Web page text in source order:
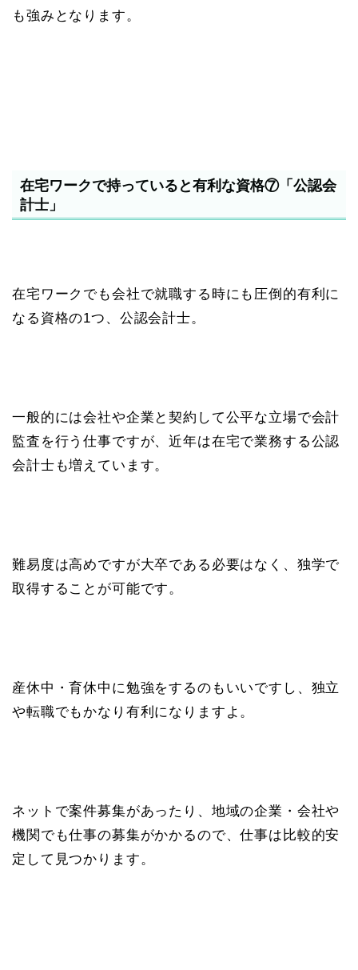
も強みとなります。
在宅ワークで持っていると有利な資格⑦「公認会
計士」
在宅ワークでも会社で就職する時にも圧倒的有利に
なる資格の1つ、公認会計士。
一般的には会社や企業と契約して公平な立場で会計
監査を行う仕事ですが、近年は在宅で業務する公認
会計士も増えています。
難易度は高めですが大卒である必要はなく、独学で
取得することが可能です。
産休中・育休中に勉強をするのもいいですし、独立
や転職でもかなり有利になりますよ。
ネットで案件募集があったり、地域の企業・会社や
機関でも仕事の募集がかかるので、仕事は比較的安
定して見つかります。